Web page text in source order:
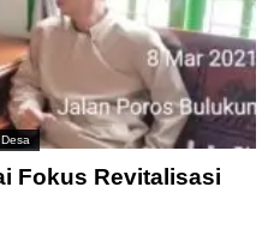
Fokus Revitalisasi